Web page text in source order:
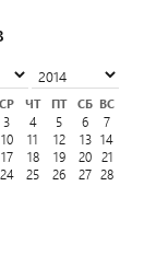
СР ЧТ ПТ СБ ВС
3 4 5 6
7
10 11 12 13 14
17 18 19 20 21
24 25 26 27 28